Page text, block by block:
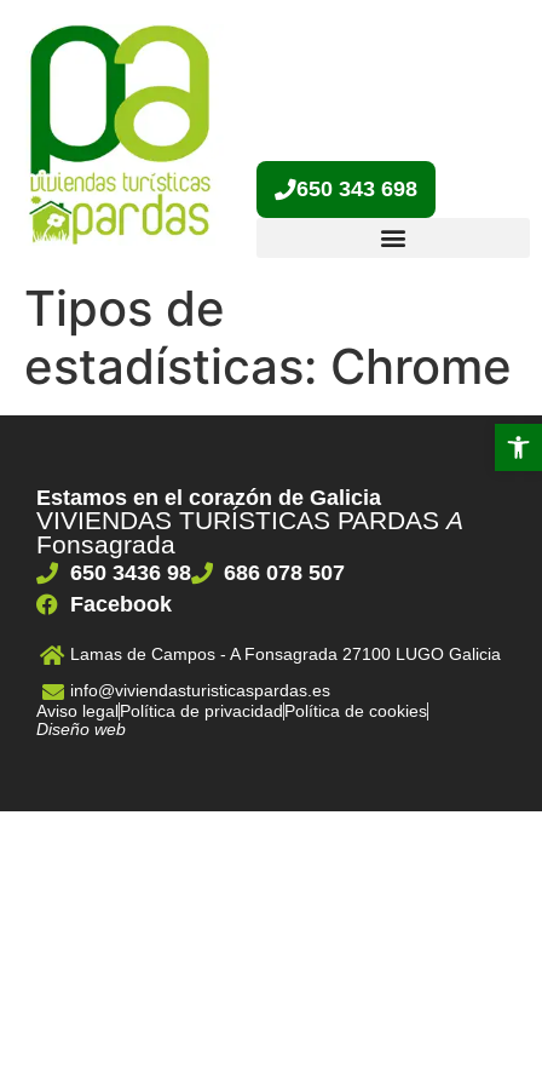
650 343 698
Tipos de
estadísticas: Chrome
Estamos en el corazón de Galicia
VIVIENDAS TURÍSTICAS PARDASA
Fonsagrada
650 3436 98
686 078 507
Facebook
Lamas de Campos - A Fonsagrada 27100 LUGO Galicia
info@viviendasturisticaspardas.es
Aviso legalPolítica de privacidadPolítica de cookies
Diseño web
Abrir